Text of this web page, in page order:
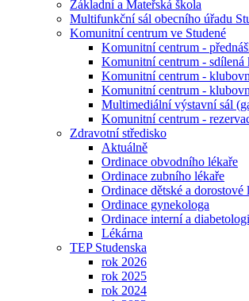
Základní a Mateřská škola
Multifunkční sál obecního úřadu
Komunitní centrum ve Studené
Komunitní centrum -
Komunitní centrum - sdílená
Komunitní centrum -
Komunitní centrum -
Multimediální výstavní sál
Komunitní centrum -
Zdravotní středisko
Aktuálně
Ordinace obvodního lékaře
Ordinace zubního lékaře
Ordinace dětské a dorostové
Ordinace gynekologa
Ordinace interní a
Lékárna
TEP Studenska
rok 2026
rok 2025
rok 2024